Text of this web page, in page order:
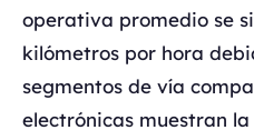
operativa promedio se
kilómetros por hora
segmentos de vía
electrónicas muestran